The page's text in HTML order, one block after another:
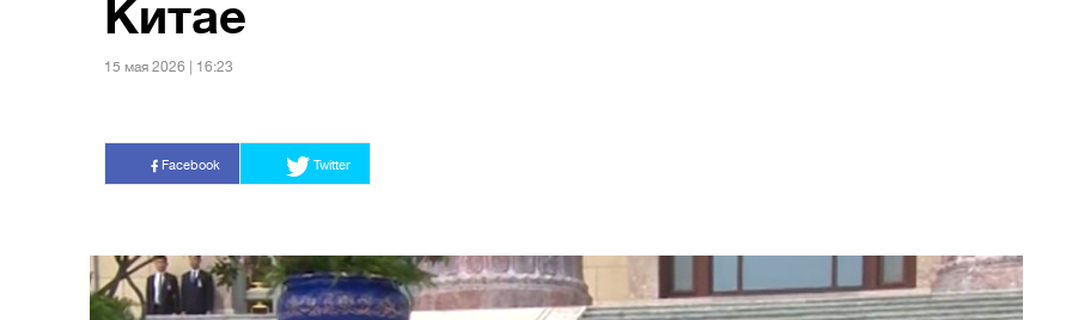
Китае
15 мая 2026 | 16:23
Facebook Twitter